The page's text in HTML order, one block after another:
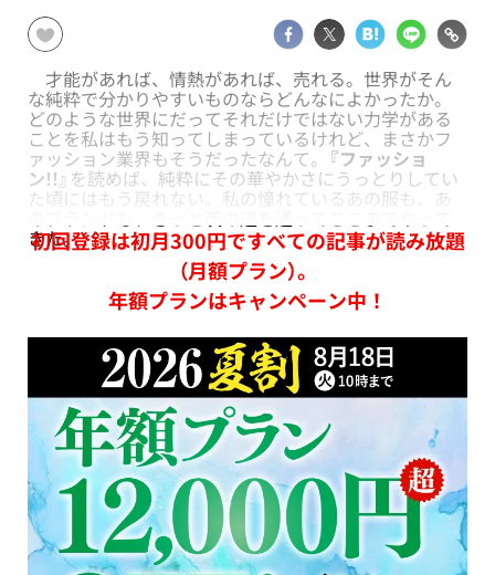
才能があれば、情熱があれば、売れる。世界がそん
な純粋で分かりやすいものならどんなによかったか。
どのような世界にだってそれだけではない力学がある
ことを私はもう知ってしまっているけれど、まさかフ
ァッション業界もそうだったなんて。 『ファッショ
ン!!』 を読めば、純粋にその華やかさにうっとりしてい
た頃にはもう戻れない。私の憧れているあの服も、あ
きた。
初回登録は初月300円ですべての記事が読み放題
（月額プラン）。
年額プランはキャンペーン中！